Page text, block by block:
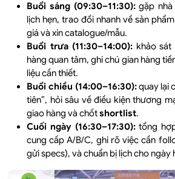
Buổi sáng (09:30–11:30): gặp
lịch hẹn, trao đổi nhanh về sản
giá và xin catalogue/mẫu.
Buổi trưa (11:30–14:00): khảo sát
hàng quan tâm, ghi chú gian hàng
liệu cần thiết.
Buổi chiều (14:00–16:30):quay lại
tiên”, hỏi sâu về điều kiện thương
giao hàng và chốtshortlist.
Cuối ngày (16:30–17:30): tổng
cung cấp A/B/C, ghi rõ việc cần
gửi specs), và chuẩn bị lịch cho ngày